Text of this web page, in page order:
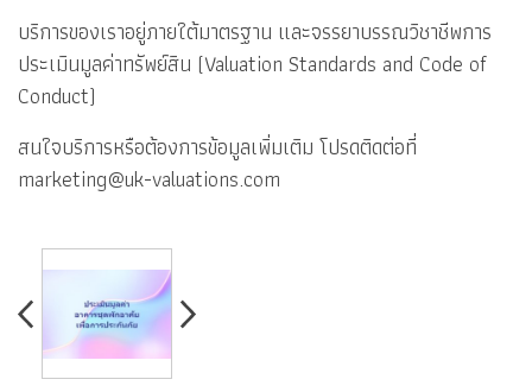
บริการของเราอยู่ภายใต้มาตรฐาน และจรรยาบรรณวิชาชีพการ
ประเมินมูลค่าทรัพย์สิน (Valuation Standards and Code of
Conduct)
สนใจบริการหรือต้องการข้อมูลเพิ่มเติม โปรดติดต่อที่
marketing@uk-valuations.com